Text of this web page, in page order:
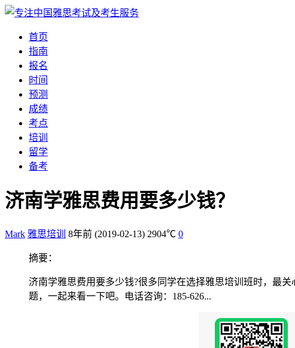
首页
指南
报名
时间
预测
成绩
考点
培训
留学
备考
济南学雅思费用要多少钱？
Mark 雅思培训 8年前 (2019-02-13) 2904℃ 0
摘要：
济南学雅思费用要多少钱?很多同学在选择雅思培训班时，最
题，一起来看一下吧。电话咨询：185-626...